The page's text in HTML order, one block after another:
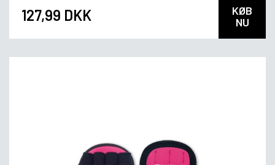
127,99 DKK
KØB
NU